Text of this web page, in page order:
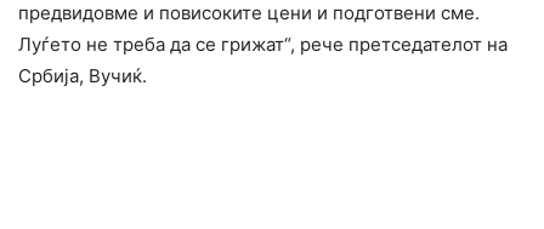
предвидовме и повисоките цени и подготвени сме.
Луѓето не треба да се грижат“, рече претседателот на
Србија, Вучиќ.